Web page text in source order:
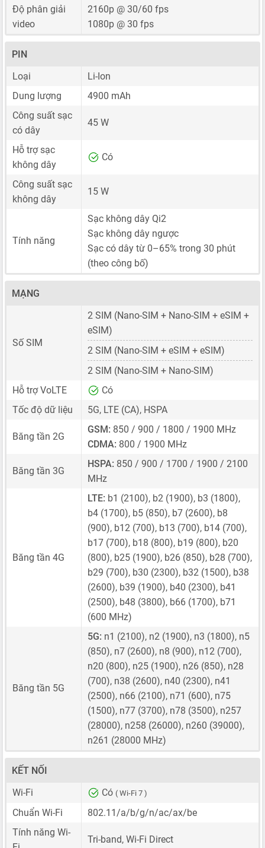
Độ phân giải
video
2160p @ 30/60 fps
1080p @ 30 fps
PIN
Loại
Li-Ion
Dung lượng
4900 mAh
Công suất sạc
có dây
45 W
Hỗ trợ sạc
không dây
Có
Công suất sạc
không dây
15 W
Tính năng
Sạc không dây Qi2
Sạc không dây ngược
Sạc có dây từ 0–65% trong 30 phút
(theo công bố)
MẠNG
Số SIM
2 SIM (Nano-SIM + Nano-SIM + eSIM +
eSIM)
2 SIM (Nano-SIM + eSIM + eSIM)
2 SIM (Nano-SIM + Nano-SIM)
Hỗ trợ VoLTE
Có
Tốc độ dữ liệu
5G, LTE (CA), HSPA
Băng tần 2G
GSM: 850 / 900 / 1800 / 1900 MHz
CDMA: 800 / 1900 MHz
Băng tần 3G
HSPA: 850 / 900 / 1700 / 1900 / 2100
MHz
Băng tần 4G
LTE: b1 (2100), b2 (1900), b3 (1800),
b4 (1700), b5 (850), b7 (2600), b8
(900), b12 (700), b13 (700), b14 (700),
b17 (700), b18 (800), b19 (800), b20
(800), b25 (1900), b26 (850), b28 (700),
b29 (700), b30 (2300), b32 (1500), b38
(2600), b39 (1900), b40 (2300), b41
(2500), b48 (3800), b66 (1700), b71
(600 MHz)
Băng tần 5G
5G: n1 (2100), n2 (1900), n3 (1800), n5
(850), n7 (2600), n8 (900), n12 (700),
n20 (800), n25 (1900), n26 (850), n28
(700), n38 (2600), n40 (2300), n41
(2500), n66 (2100), n71 (600), n75
(1500), n77 (3700), n78 (3500), n257
(28000), n258 (26000), n260 (39000),
n261 (28000 MHz)
KẾT NỐI
Wi-Fi
Có ( Wi-Fi 7 )
Chuẩn Wi-Fi
802.11/a/b/g/n/ac/ax/be
Tính năng Wi-
Tri-band, Wi-Fi Direct